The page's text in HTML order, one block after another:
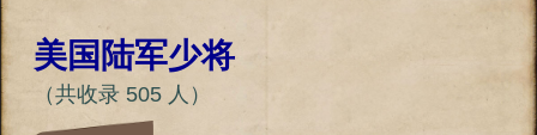
美国陆军少将
（共收录 505 人）